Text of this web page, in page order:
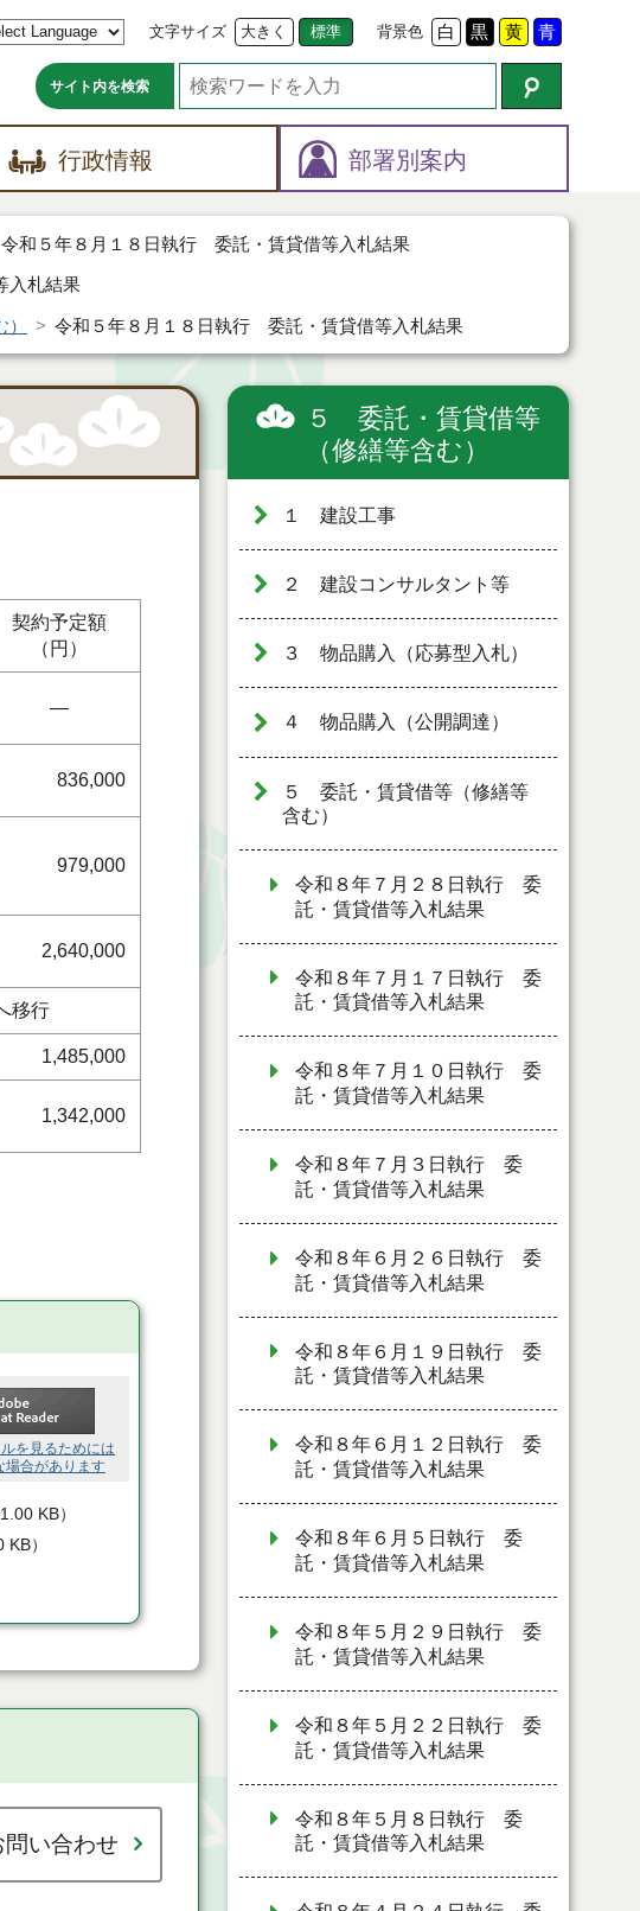
文字サイズ 大きく 標準 背景色 白 黒 黄 青
サイト内を検索
行政情報 部署別案内
令和５年８月１８日執行 委託・賃貸借等入札結果
入札結果
令和５年８月１８日執行 委託・賃貸借等入札結果
契約予定額
（円）
―
836,000
979,000
2,640,000
移行
1,485,000
1,342,000
を見るためには
場合があります
KB）
KB）
問い合わせ
５ 委託・賃貸借等
（修繕等含む）
１ 建設工事
２ 建設コンサルタント等
３ 物品購入（応募型入札）
４ 物品購入（公開調達）
５ 委託・賃貸借等（修繕等
含む）
令和８年７月２８日執行 委
託・賃貸借等入札結果
令和８年７月１７日執行 委
託・賃貸借等入札結果
令和８年７月１０日執行 委
託・賃貸借等入札結果
令和８年７月３日執行 委
託・賃貸借等入札結果
令和８年６月２６日執行 委
託・賃貸借等入札結果
令和８年６月１９日執行 委
託・賃貸借等入札結果
令和８年６月１２日執行 委
託・賃貸借等入札結果
令和８年６月５日執行 委
託・賃貸借等入札結果
令和８年５月２９日執行 委
託・賃貸借等入札結果
令和８年５月２２日執行 委
託・賃貸借等入札結果
令和８年５月８日執行 委
託・賃貸借等入札結果